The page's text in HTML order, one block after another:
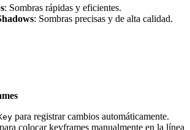
: Sombras rápidas y eficientes.
: Sombras precisas y de alta calidad.
para registrar cambios automáticamente.
para colocar keyframes manualmente en la línea